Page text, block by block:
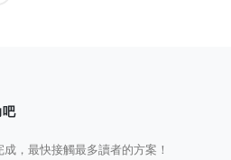
，最快接觸最多讀者的方案！